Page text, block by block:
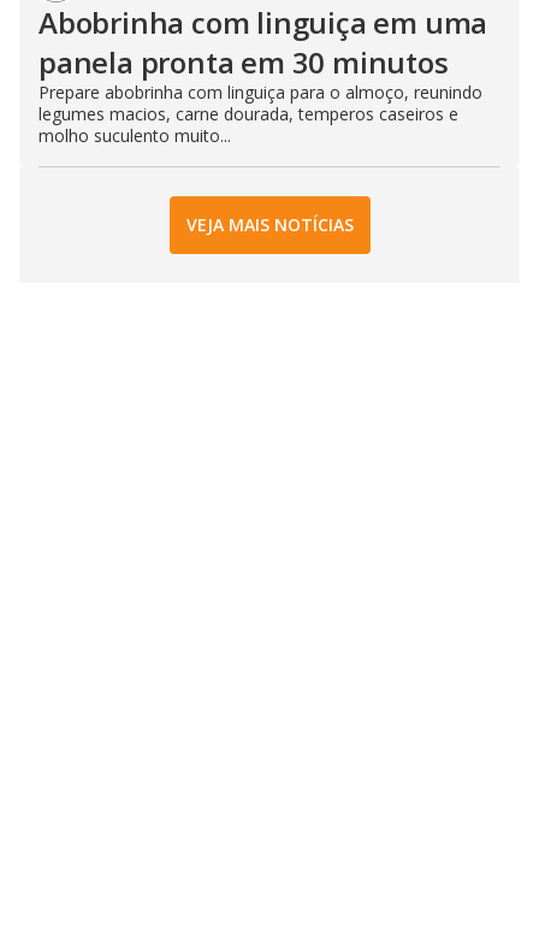
Abobrinha com linguiça em uma
panela pronta em 30 minutos
Prepare abobrinha com linguiça para o almoço, reunindo
legumes macios, carne dourada, temperos caseiros e
molho suculento muito...
VEJA MAIS NOTÍCIAS